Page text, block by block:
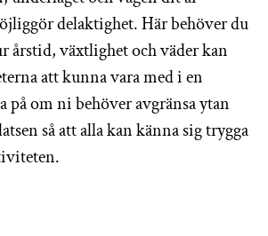
delaktighet. Här behöver du
årstid, växtlighet och väder kan
att kunna vara med i en
om ni behöver avgränsa ytan
så att alla kan känna sig trygga